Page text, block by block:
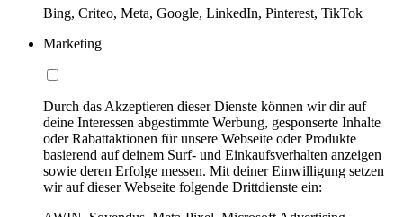
Bing, Criteo, Meta, Google, LinkedIn, Pinterest, TikTok
Marketing
Durch das Akzeptieren dieser Dienste können wir dir auf
deine Interessen abgestimmte Werbung, gesponserte Inhalte
oder Rabattaktionen für unsere Webseite oder Produkte
basierend auf deinem Surf- und Einkaufsverhalten anzeigen
sowie deren Erfolge messen. Mit deiner Einwilligung setzen
wir auf dieser Webseite folgende Drittdienste ein: